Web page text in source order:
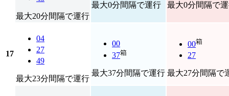
最大20分間隔で運行
最大0分間隔で運行 最大0分間隔で
17
04
27
49
最大23分間隔で運行
00
37箱
最大37分間隔で運行
00箱
27
最大27分間隔で